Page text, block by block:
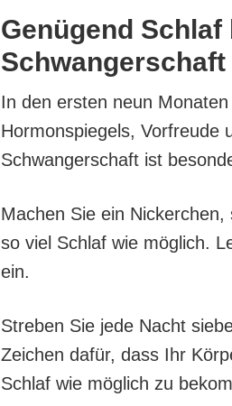
Genügend
Schwangerschaft
In den ersten neun
Hormonspiegels, Vorfreude
Schwangerschaft ist
Machen Sie ein
so viel Schlaf wie möglich.
ein.
Streben Sie jede Nacht
Zeichen dafür, dass Ihr
Schlaf wie möglich zu